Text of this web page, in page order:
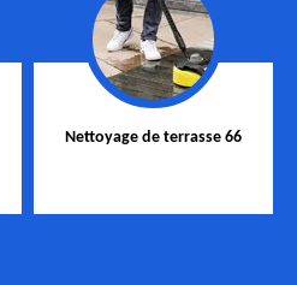
Nettoyage de terrasse 66